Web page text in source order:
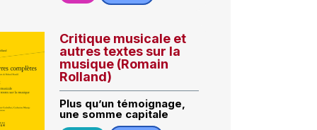
Critique musicale et
autres textes sur la
musique (Romain
Rolland)
Plus qu’un témoignage,
une somme capitale